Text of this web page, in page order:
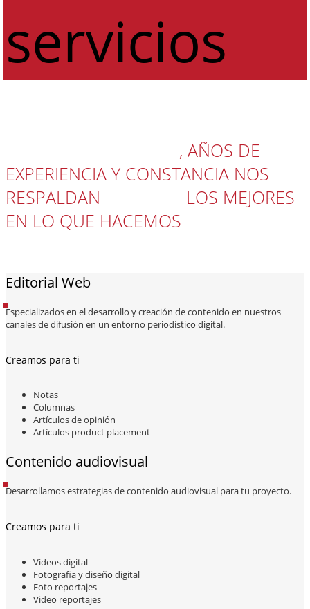
servicios
, AÑOS DE
EXPERIENCIA Y CONSTANCIA NOS
RESPALDAN
LOS MEJORES
EN LO QUE HACEMOS
Editorial Web
Especializados en el desarrollo y creación de contenido en nuestros
canales de difusión en un entorno periodístico digital.
Creamos para ti
Notas
Columnas
Artículos de opinión
Artículos product placement
Contenido audiovisual
Desarrollamos estrategias de contenido audiovisual para tu proyecto.
Creamos para ti
Videos digital
Fotografia y diseño digital
Foto reportajes
Video reportajes